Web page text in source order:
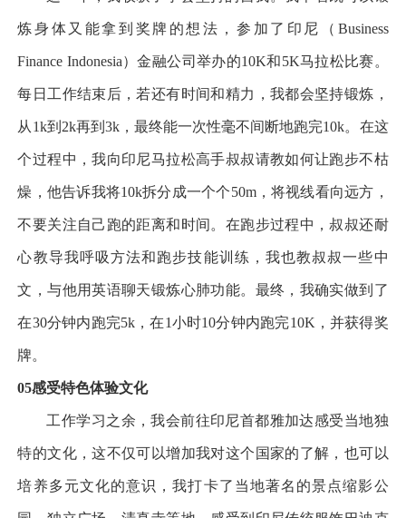
炼身体又能拿到奖牌的想法，参加了印尼（ Business
Finance Indonesia）金融公司举办的10K和5K马拉松比赛。
每日工作结束后，若还有时间和精力，我都会坚持锻炼，
从 1k到 2k再到 3k，最终能一次性毫不间断地跑完10k。在这
个过程中，我向印尼马拉松高手叔叔请教如何让跑步不枯
燥，他告诉我将10k拆分成一个个50m，将视线看向远方，
不要关注自己跑的距离和时间。在跑步过程中，叔叔还耐
心教导我呼吸方法和跑步技能训练，我也教叔叔一些中
文，与他用英语聊天锻炼心肺功能。最终，我确实做到了
在30分钟内跑完5k，在1小时10分钟内跑完10K ，并获得奖
牌。
05感受特色体验文化
工作学习之余，我会前往印尼首都雅加达感受当地独
特的文化，这不仅可以增加我对这个国家的了解，也可以
培养多元文化的意识，我打卡了当地著名的景点缩影公